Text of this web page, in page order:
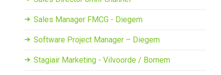
Sales Manager FMCG - Diegem
Software Project Manager – Diegem
Stagiair Marketing - Vilvoorde / Bornem